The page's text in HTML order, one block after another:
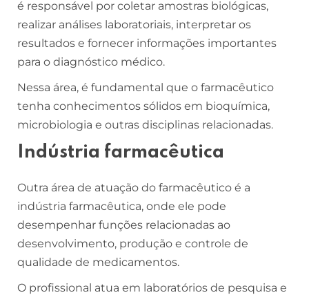
é responsável por coletar amostras biológicas,
realizar análises laboratoriais, interpretar os
resultados e fornecer informações importantes
para o diagnóstico médico.
Nessa área, é fundamental que o farmacêutico
tenha conhecimentos sólidos em bioquímica,
microbiologia e outras disciplinas relacionadas.
Indústria farmacêutica
Outra área de atuação do farmacêutico é a
indústria farmacêutica, onde ele pode
desempenhar funções relacionadas ao
desenvolvimento, produção e controle de
qualidade de medicamentos.
O profissional atua em laboratórios de pesquisa e